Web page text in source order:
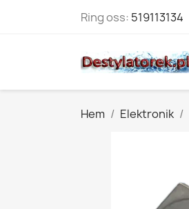
Ring oss: 519113134
Hem Elektronik